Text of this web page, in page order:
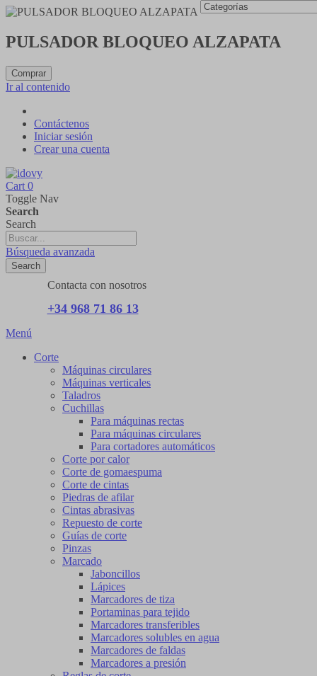
PULSADOR BLOQUEO ALZAPATA
Comprar
Ir al contenido
Contáctenos
Iniciar sesión
Crear una cuenta
Cart 0
Toggle Nav
Search
Search
Búsqueda avanzada
Search
Contacta con nosotros
+34 968 71 86 13
Menú
Corte
Máquinas circulares
Máquinas verticales
Taladros
Cuchillas
Para máquinas rectas
Para máquinas circulares
Para cortadores automáticos
Corte por calor
Corte de gomaespuma
Corte de cintas
Piedras de afilar
Cintas abrasivas
Repuesto de corte
Guías de corte
Pinzas
Marcado
Jaboncillos
Lápices
Marcadores de tiza
Portaminas para tejido
Marcadores transferibles
Marcadores solubles en agua
Marcadores de faldas
Marcadores a presión